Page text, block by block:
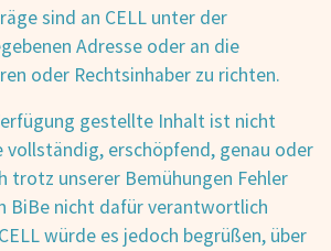
sind an CELL unter der
Adresse oder an die
oder Rechtsinhaber zu richten.
gestellte Inhalt ist nicht
erschöpfend, genau oder
trotz unserer Bemühungen Fehler
BiBe nicht dafür verantwortlich
würde es jedoch begrüßen, über